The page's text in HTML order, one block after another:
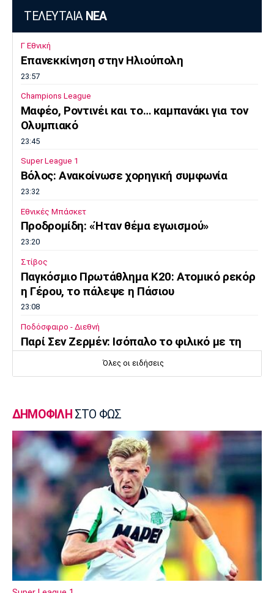
ΤΕΛΕΥΤΑΙΑ ΝΕΑ
Γ Εθνική
Επανεκκίνηση στην Ηλιούπολη
23:57
Champions League
Μαφέο, Ροντινέι και το… καμπανάκι για τον
Ολυμπιακό
23:45
Super League 1
Βόλος: Ανακοίνωσε χορηγική συμφωνία
23:32
Εθνικές Μπάσκετ
Προδρομίδη: «Ήταν θέμα εγωισμού»
23:20
Στίβος
Παγκόσμιο Πρωτάθλημα Κ20: Ατομικό ρεκόρ
η Γέρου, το πάλεψε η Πάσιου
23:08
Ποδόσφαιρο - Διεθνή
Παρί Σεν Ζερμέν: Ισόπαλο το φιλικό με τη
Μάντσεστερ Γιουνάιτεντ
Σκωτία: «Δύο στα δύο» η Σεντ Μίρεν, πρώτη
νίκη για Νταντί
22:40
Επικαιρότητα
Τραγωδία στην Πάρο: Παιδί 4 ετών πνίγηκε
σε πισίνα
22:25
Super League 1
Άρης - Πανσερραϊκός 2-2: Ισόπαλο το φιλικό
Super League 1
ΑΕΚ – Kαλλιθέα : Τεσσάρα πριν το Super Cup
Όλες οι ειδήσεις
ΔΗΜΟΦΙΛΗ ΣΤΟ ΦΩΣ